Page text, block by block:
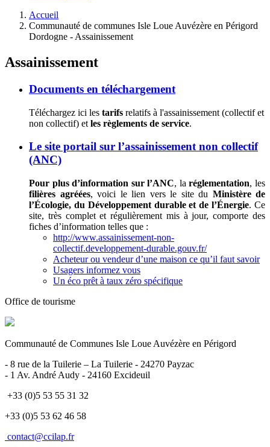
Accueil
Communauté de communes Isle Loue Auvézère en Périgord
Dordogne - Assainissement
Assainissement
Documents en téléchargement
Téléchargez ici les tarifs relatifs à l'assainissement (collectif et
non collectif) et les règlements de service.
Le site portail sur l’assainissement non collectif
(ANC)
Pour plus d’information sur l’ANC, laréglementation, les
filières agréées, voici le lien vers le site du Ministère de
l’Écologie, du Développement durable et de l’Énergie. Ce
site, très complet et régulièrement mis à jour, comporte des
fiches d’information telles que :
http://www.assainissement-non-
collectif.developpement-durable.gouv.fr/
Acheteur ou vendeur d’une maison ce qu’il faut savoir
Usagers informez vous
Un éco prêt à taux zéro spécifique
Office de tourisme
Communauté de Communes Isle Loue Auvézère en Périgord
- 8 rue de la Tuilerie – La Tuilerie - 24270 Payzac
- 1 Av. André Audy - 24160 Excideuil
+33 (0)5 53 55 31 32
+33 (0)5 53 62 46 58
contact@ccilap.fr